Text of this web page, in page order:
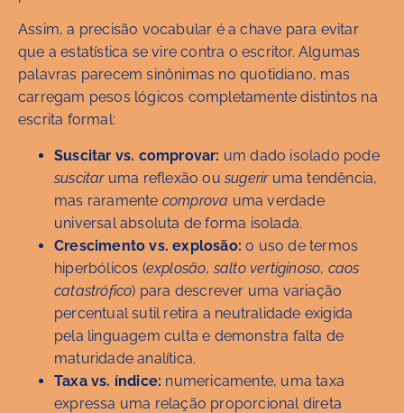
Assim, a precisão vocabular é a chave para evitar
que a estatística se vire contra o escritor. Algumas
palavras parecem sinônimas no quotidiano, mas
carregam pesos lógicos completamente distintos na
escrita formal:
Suscitar vs. comprovar: um dado isolado pode
suscitaruma reflexão ousugeriruma tendência,
mas raramente comprova uma verdade
universal absoluta de forma isolada.
Crescimento vs. explosão: o uso de termos
hiperbólicos (explosão,salto vertiginoso, caos
catastrófico) para descrever uma variação
percentual sutil retira a neutralidade exigida
pela linguagem culta e demonstra falta de
maturidade analítica.
Taxa vs. índice: numericamente, uma taxa
expressa uma relação proporcional direta